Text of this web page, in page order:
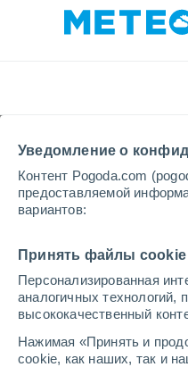
Уведомление о
Контент Pogoda.com
предоставляемой
вариантов:
Принять файлы cookie
Персонализированная
аналогичных технологий,
высококачественный
Нажимая «Принять и
cookie, как наших, так и
Закрыта